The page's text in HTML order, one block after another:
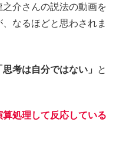
介さんの説法の動画を
なるほどと思わされま
思考は自分ではない」
と
処理して反応している